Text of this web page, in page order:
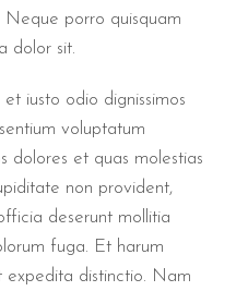
Neque porro quisquam
dolor sit.
iusto odio dignissimos
voluptatum
dolores et quas molestias
non provident,
deserunt mollitia
fuga. Et harum
expedita distinctio. Nam